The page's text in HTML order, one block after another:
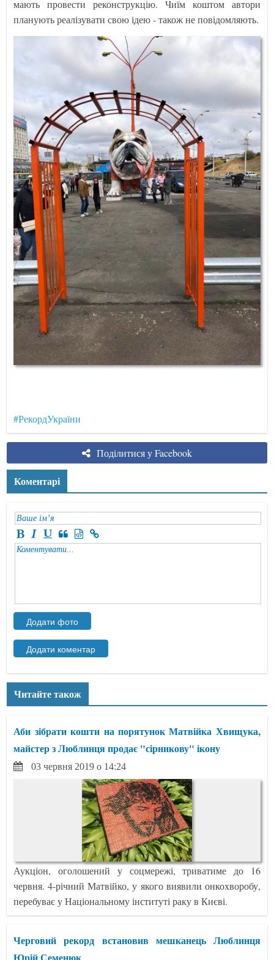
мають провести реконструкцію. Чиїм коштом автори
планують реалізувати свою ідею - також не повідомляють.
#РекордУкраїни
Поділитися у Facebook
Коментарі
Читайте також
Аби зібрати кошти на порятунок Матвійка Хвищука,
майстер з Люблинця продає "сірникову" ікону
03 червня 2019 о 14:24
Аукціон, оголошений у соцмережі, триватиме до 16
червня. 4-річний Матвійко, у якого виявили онкохворобу,
перебуває у Національному інституті раку в Києві.
Черговий рекорд встановив мешканець Люблинця
Юрій Семенюк